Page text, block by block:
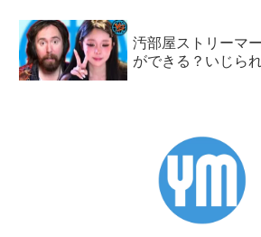
汚部屋ストリーマ
ができる？いじら